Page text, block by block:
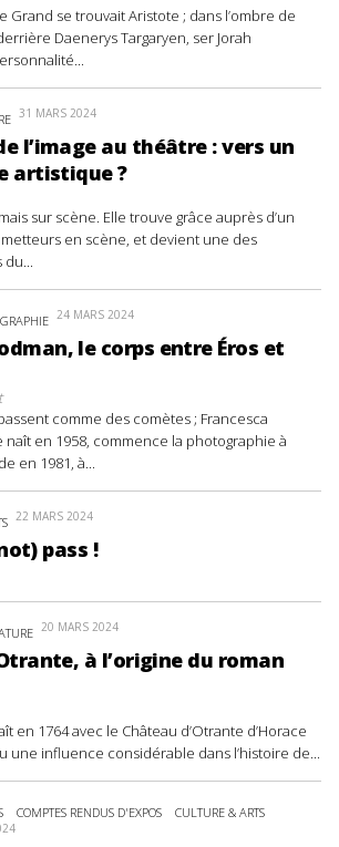
Grand se trouvait Aristote ; dans l’ombre de
Daenerys Targaryen, ser Jorah
31 MARS 2024
l’image au théâtre : vers un
artistique ?
sur scène. Elle trouve grâce auprès d’un
en scène, et devient une des
du...
24 MARS 2024
le corps entre Éros et
comme des comètes ; Francesca
naît en 1958, commence la photographie à
en 1981, à...
22 MARS 2024
pass !
20 MARS 2024
à l’origine du roman
en 1764 avec le Château d’Otrante d’Horace
une influence considérable dans l’histoire de...
COMPTES RENDUS D'EXPOS
CULTURE & ARTS